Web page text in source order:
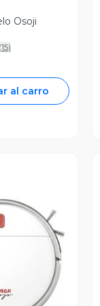
Osoji
(15)
al carro